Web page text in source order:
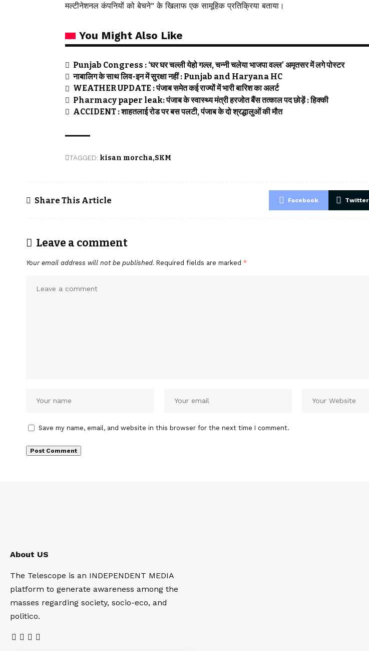
मल्टीनेशनल कंपनियों को बेचने” के खिलाफ एक सामूहिक प्रतिक्रिया बताया।
You Might Also Like
Punjab Congress : ‘घर घर चल्ली येहो गल्ल, चन्नी चलेया भाजपा वल्ल’ अमृतसर में लगे पोस्टर
नाबालिग के साथ लिव-इन में सुरक्षा नहीं : Punjab and Haryana HC
WEATHER UPDATE : पंजाब समेत कई राज्यों में भारी बारिश का अलर्ट
Pharmacy paper leak: पंजाब के स्वास्थ्य मंत्री हरजोत बैंस तत्काल पद छोड़ें : हिक्की
ACCIDENT : शाहतलाई रोड पर बस पलटी, पंजाब के दो श्रद्धालुओं की मौत
TAGGED: kisan morcha SKM
Share This Article Facebook Twitter
Leave a comment
Your email address will not be published. Required fields are marked *
Save my name, email, and website in this browser for the next time I comment.
About US
The Telescope is an INDEPENDENT MEDIA
platform to generate awareness among the
masses regarding society, socio-eco, and
politico.